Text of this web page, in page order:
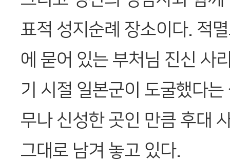
표적 성지순례 장소이다. 적
에 묻어 있는 부처님 진신 사
기 시절 일본군이 도굴했다
무나 신성한 곳인 만큼 후대
그대로 남겨 놓고 있다.